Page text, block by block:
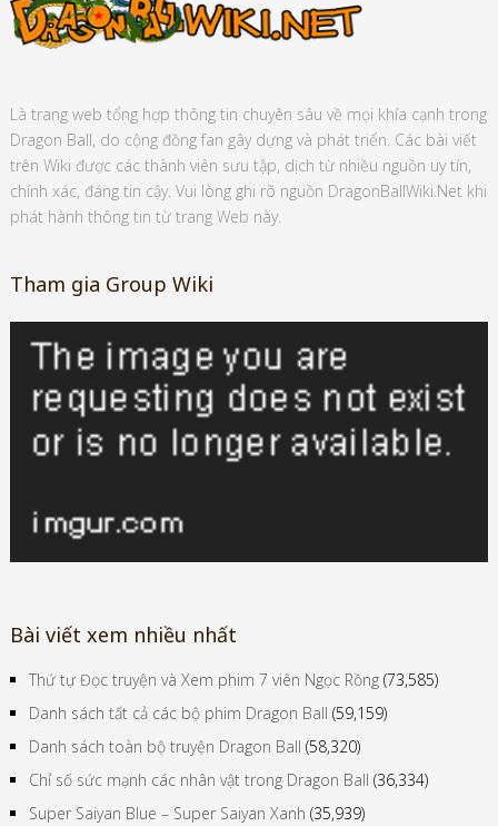
Là trang web tổng hợp thông tin chuyên sâu về mọi khía cạnh trong
Dragon Ball, do cộng đồng fan gây dựng và phát triển. Các bài viết
trên Wiki được các thành viên sưu tập, dịch từ nhiều nguồn uy tín,
chính xác, đáng tin cậy. Vui lòng ghi rõ nguồn DragonBallWiki.Net khi
phát hành thông tin từ trang Web này.
Tham gia Group Wiki
Bài viết xem nhiều nhất
Thứ tự Đọc truyện và Xem phim 7 viên Ngọc Rồng (73,585)
Danh sách tất cả các bộ phim Dragon Ball (59,159)
Danh sách toàn bộ truyện Dragon Ball (58,320)
Chỉ số sức mạnh các nhân vật trong Dragon Ball (36,334)
Super Saiyan Blue – Super Saiyan Xanh (35,939)